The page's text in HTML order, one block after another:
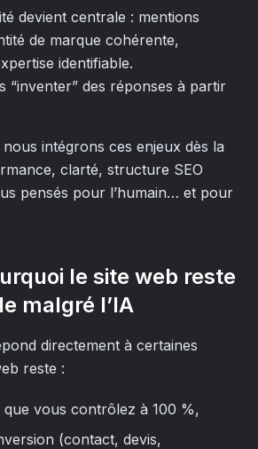
devient centrale : mentions
de marque cohérente,
identifiable.
“inventer” des réponses à partir
nous intégrons ces enjeux dès la
clarté, structure SEO
pensés pour l’humain… et pour
le site web reste
malgré l’IA
directement à certaines
reste :
que vous contrôlez à 100 %,
(contact, devis,